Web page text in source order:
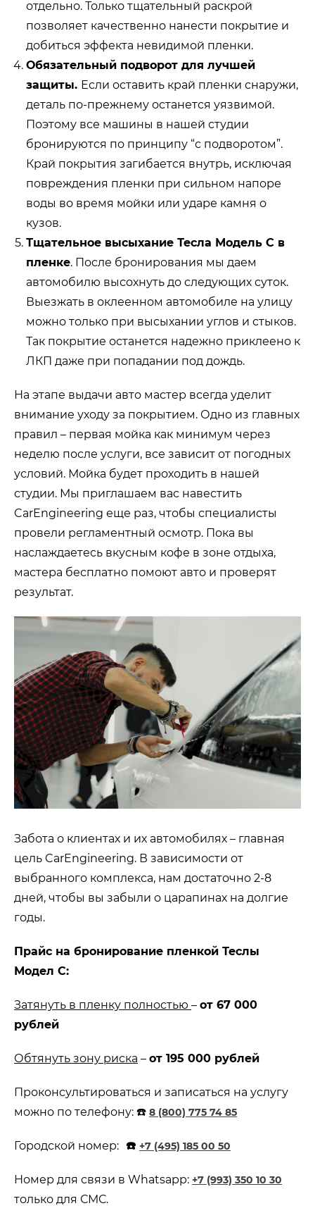
отдельно. Только тщательный раскрой
позволяет качественно нанести покрытие и
добиться эффекта невидимой пленки.
Обязательный подворот для лучшей
защиты. Если оставить край пленки снаружи,
деталь по-прежнему останется уязвимой.
Поэтому все машины в нашей студии
бронируются по принципу “с подворотом”.
Край покрытия загибается внутрь, исключая
повреждения пленки при сильном напоре
воды во время мойки или ударе камня о
кузов.
Тщательное высыхание Тесла Модель С в
пленке. После бронирования мы даем
автомобилю высохнуть до следующих суток.
Выезжать в оклеенном автомобиле на улицу
можно только при высыхании углов и стыков.
Так покрытие останется надежно приклеено к
ЛКП даже при попадании под дождь.
На этапе выдачи авто мастер всегда уделит
внимание уходу за покрытием. Одно из главных
правил – первая мойка как минимум через
неделю после услуги, все зависит от погодных
условий. Мойка будет проходить в нашей
студии. Мы приглашаем вас навестить
CarEngineering еще раз, чтобы специалисты
провели регламентный осмотр. Пока вы
наслаждаетесь вкусным кофе в зоне отдыха,
мастера бесплатно помоют авто и проверят
результат.
Забота о клиентах и их автомобилях – главная
цель CarEngineering. В зависимости от
выбранного комплекса, нам достаточно 2-8
дней, чтобы вы забыли о царапинах на долгие
годы.
Прайс на бронирование пленкой Теслы
Модел С:
Затянуть в пленку полностью – от 67 000
рублей
Обтянуть зону риска – от 195 000 рублей
Проконсультироваться и записаться на услугу
можно по телефону: ☎️ 8 (800) 775 74 85
Городской номер: ☎️ +7 (495) 185 00 50
Номер для связи в Whatsapp: +7 (993) 350 10 30
только для СМС.